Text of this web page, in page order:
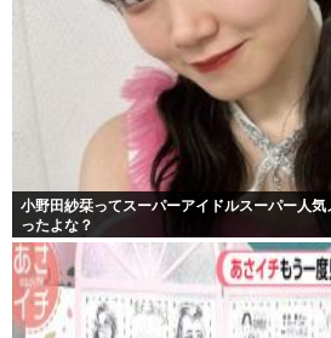
小野田紗栞ってスーパーアイドルスーパー人
ったよな？